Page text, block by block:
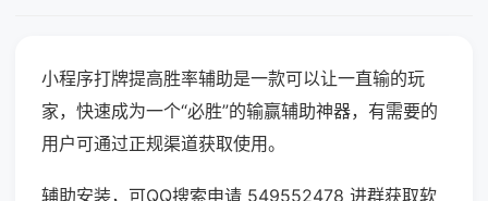
小程序打牌提高胜率辅助是一款可以让一直输的玩
家，快速成为一个“必胜”的输赢辅助神器，有需要的
用户可通过正规渠道获取使用。
辅助安装，可QQ搜索申请 549552478 进群获取软